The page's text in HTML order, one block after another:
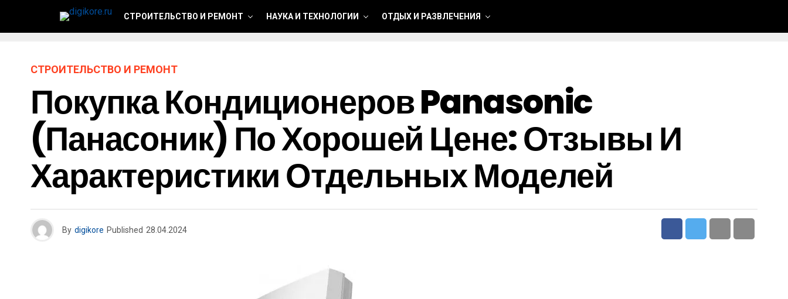
СТРОИТЕЛЬСТВО И РЕМОНТ НАУКА И ТЕХНОЛОГИИ ОТДЫХ И РАЗВЛЕЧЕНИЯ
СТРОИТЕЛЬСТВО И РЕМОНТ
Покупка Кондиционеров Panasonic
(панасоник) По Хорошей Цене: Отзывы И
Характеристики Отдельных Моделей
By digikore Published 28.04.2024